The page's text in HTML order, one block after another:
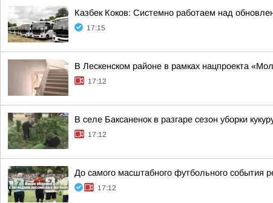
Казбек Коков: Системно работаем над
17:15
В Лескенском районе в рамках нацпроекта
17:12
В селе Баксаненок в разгаре сезон уборки
17:12
До самого масштабного футбольного события
17:12